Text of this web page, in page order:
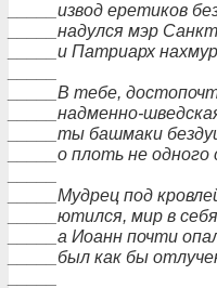
_____извод еретиков
_____надулся мэр
_____и Патриарх
_____В тебе,
_____надменно-
_____ты башмаки
_____о плоть не одного
_____Мудрец под
_____ютился, мир в
_____а Иоанн почти
_____был как бы